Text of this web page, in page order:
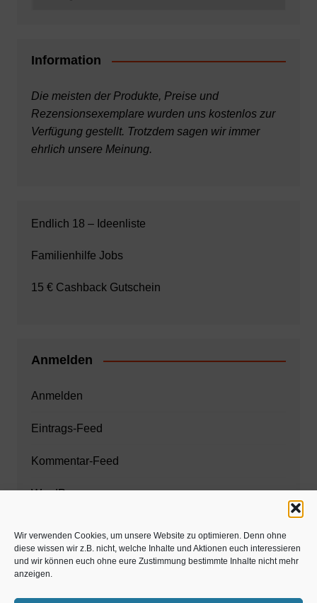
Wir verwenden Cookies, um unsere Website zu optimieren. Denn ohne
diese wissen wir z.B. nicht, welche Inhalte und Aktionen euch interessieren
und wir können euch ohne eure Zustimmung bestimmte Inhalte nicht mehr
anzeigen.
Information
Die meisten der Produkte, Preise und
Rezensionsexemplare wurden uns kostenlos zur
Verfügung gestellt. Trotzdem sagen wir immer
ehrlich unsere Meinung.
Endlich 18 – Ideenliste
Familienhilfe Jobs
15 € Cashback Gutschein
Anmelden
Anmelden
Eintrags-Feed
Kommentar-Feed
WordPress.org
Zahnarzt München